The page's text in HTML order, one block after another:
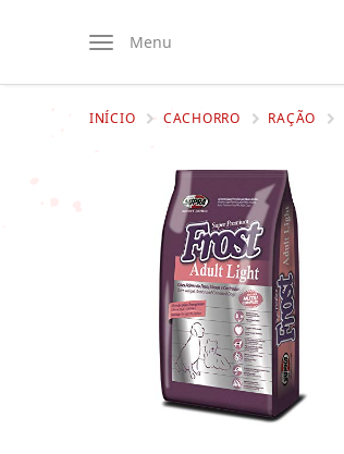
Menu
INÍCIO CACHORRO RAÇÃO